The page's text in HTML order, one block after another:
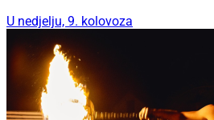
U nedjelju, 9. kolovoza